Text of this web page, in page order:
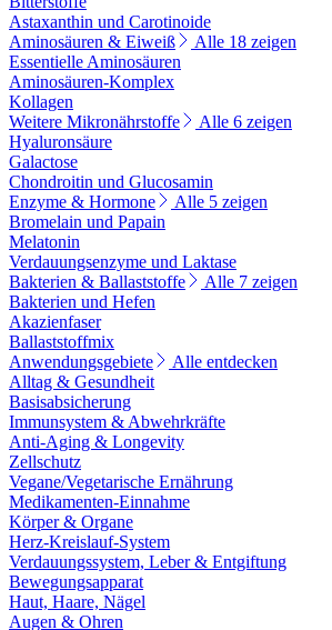
Astaxanthin und Carotinoide
Aminosäuren & Eiweiß
Alle 18 zeigen
Essentielle Aminosäuren
Aminosäuren-Komplex
Kollagen
Weitere Mikronährstoffe
Alle 6 zeigen
Hyaluronsäure
Galactose
Chondroitin und Glucosamin
Enzyme & Hormone
Alle 5 zeigen
Bromelain und Papain
Melatonin
Verdauungsenzyme und Laktase
Bakterien & Ballaststoffe
Alle 7 zeigen
Bakterien und Hefen
Akazienfaser
Ballaststoffmix
Anwendungsgebiete
Alle entdecken
Alltag & Gesundheit
Basisabsicherung
Immunsystem & Abwehrkräfte
Anti-Aging & Longevity
Zellschutz
Vegane/Vegetarische Ernährung
Medikamenten-Einnahme
Körper & Organe
Herz-Kreislauf-System
Verdauungssystem, Leber & Entgiftung
Bewegungsapparat
Haut, Haare, Nägel
Augen & Ohren